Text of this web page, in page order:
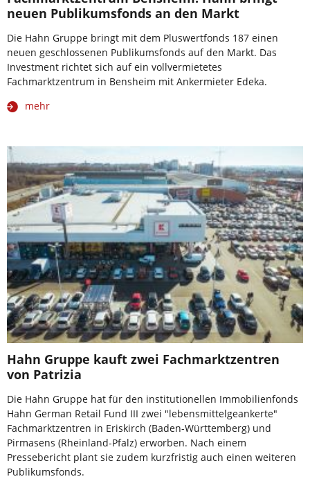
neuen Publikumsfonds an den Markt
Die Hahn Gruppe bringt mit dem Pluswertfonds 187 einen
neuen geschlossenen Publikumsfonds auf den Markt. Das
Investment richtet sich auf ein vollvermietetes
Fachmarktzentrum in Bensheim mit Ankermieter Edeka.
mehr
Hahn Gruppe kauft zwei Fachmarktzentren
von Patrizia
Die Hahn Gruppe hat für den institutionellen Immobilienfonds
Hahn German Retail Fund III zwei "lebensmittelgeankerte"
Fachmarktzentren in Eriskirch (Baden-Württemberg) und
Pirmasens (Rheinland-Pfalz) erworben. Nach einem
Pressebericht plant sie zudem kurzfristig auch einen weiteren
Publikumsfonds.